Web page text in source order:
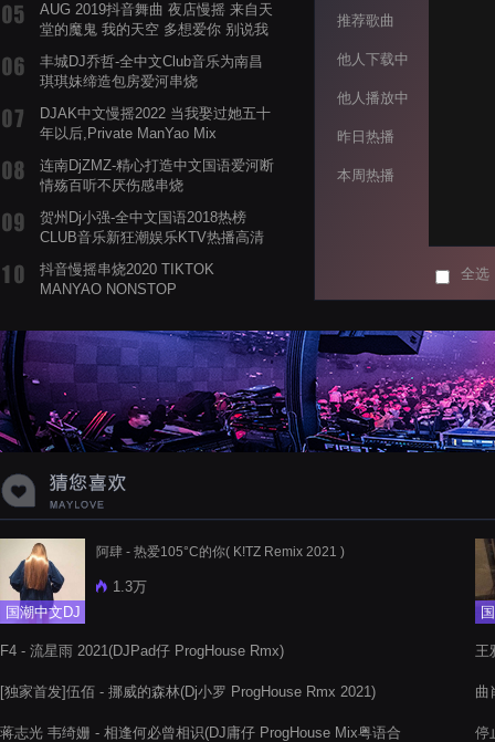
AUG 2019抖音舞曲 夜店慢摇 来自天
堂的魔鬼 我的天空 多想爱你 别说我
丰城DJ乔哲-全中文Club音乐为南昌
琪琪妹缔造包房爱河串烧
DJAK中文慢摇2022 当我娶过她五十
年以后,Private ManYao Mix
连南DjZMZ-精心打造中文国语爱河断
情殇百听不厌伤感串烧
贺州Dj小强-全中文国语2018热榜
CLUB音乐新狂潮娱乐KTV热播高清
抖音慢摇串烧2020 TIKTOK
MANYAO NONSTOP
蝉爸爸妈妈爱存在夏天的风是想你的
声音啊
推荐歌曲
他人下载中
他人播放中
昨日热播
本周热播
全选
国潮中文DJ
阿肆 - 热爱105°C的你( K!TZ Remix 2021 )
1.3万
F4 - 流星雨 2021(DJPad仔 ProgHouse Rmx)
[独家首发]伍佰 - 挪威的森林(Dj小罗 ProgHouse Rmx 2021)
蒋志光 韦绮姗 - 相逢何必曾相识(DJ庸仔 ProgHouse Mix粤语合
王
曲
停